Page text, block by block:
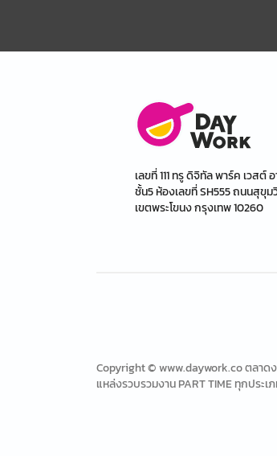
เลขที่ 111 ทรู ดิจิทัล พาร์ค เวสต์
ชั้น5 ห้องเลขที่ SH555 ถนนสุขุ
เขตพระโขนง กรุงเทพ 10260
Copyright © www.daywork.co ตลาด
แหล่งรวบรวมงาน PART TIME ทุกประเ